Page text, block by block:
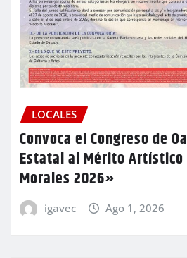
LOCALES
Convoca el Congreso de
Estatal al Mérito
Morales 2026»
igavec Ago 1, 2026